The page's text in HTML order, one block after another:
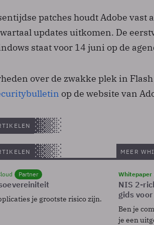
patches houdt Adobe vast
updates uitkomen. De
staat voor 14 juni op de
over de zwakke plek in
op de website van
Partner
je grootste risico zijn.
MEER
Whitepaper
NIS 2-
gids
Ben je
je een